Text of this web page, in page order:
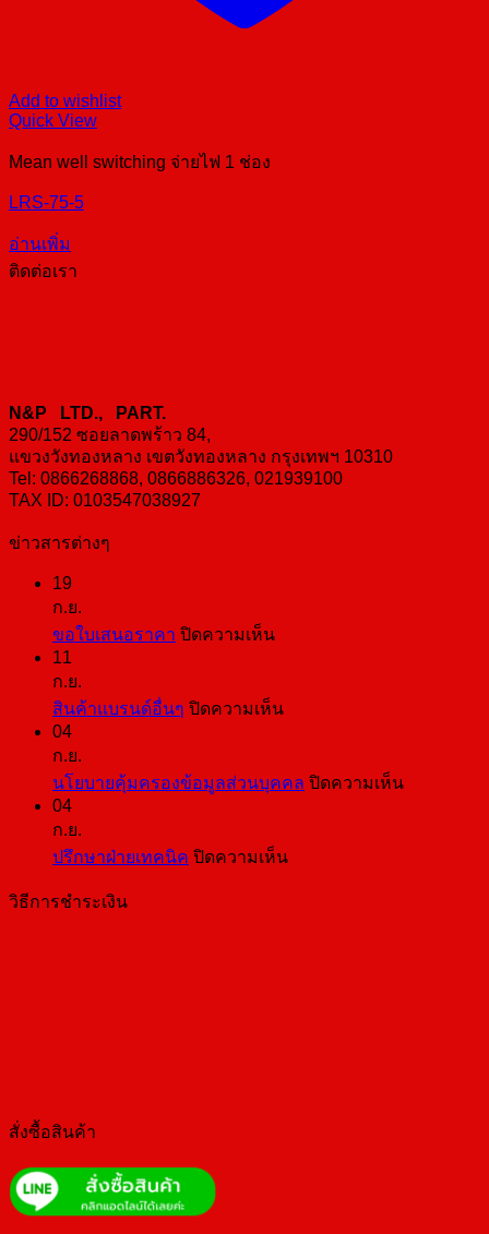
Add to wishlist
Quick View
Mean well switching จ่ายไฟ 1 ช่อง
LRS-75-5
อ่านเพิ่ม
ติดต่อเรา
N&P LTD., PART.
290/152 ซอยลาดพร้าว 84,
แขวงวังทองหลาง เขตวังทองหลาง กรุงเทพฯ 10310
Tel: 0866268868, 0866886326, 021939100
TAX ID: 0103547038927
ข่าวสารต่างๆ
19
ก.ย.
ขอใบเสนอราคา ปิดความเห็นบน
เสนอ
11
ก.ย.
สินค้าแบรนด์อื่นๆ ปิดความเห็นบน
รนด์
04
ก.ย.
นโยบายคุ้มครองข้อมูลส่วนบุคคล ปิดความเห็นบน
04
ก.ย.
ปรึกษาฝ่ายเทคนิค ปิดความเห็นบน
วิธีการชำระเงิน
สั่งซื้อสินค้า